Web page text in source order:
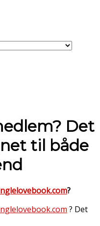
Det
til både
?
? Det